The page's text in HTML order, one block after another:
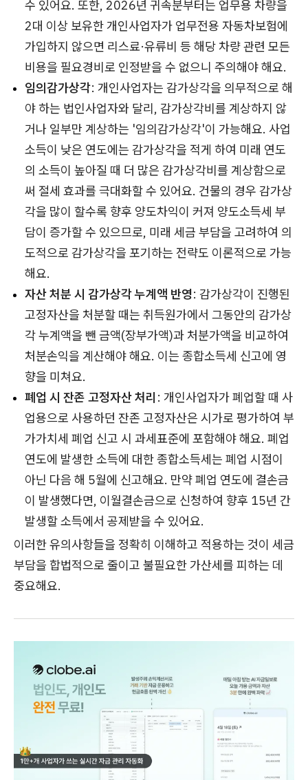
수 있어요. 또한, 2026년 귀속분부터는 업무용 차량을
2대 이상 보유한 개인사업자가 업무전용 자동차보험에
가입하지 않으면 리스료·유류비 등 해당 차량 관련 모든
비용을 필요경비로 인정받을 수 없으니 주의해야 해요.
임의감가상각: 개인사업자는 감가상각을 의무적으로 해
야 하는 법인사업자와 달리, 감가상각비를 계상하지 않
거나 일부만 계상하는 '임의감가상각'이 가능해요. 사업
소득이 낮은 연도에는 감가상각을 적게 하여 미래 연도
의 소득이 높아질 때 더 많은 감가상각비를 계상함으로
써 절세 효과를 극대화할 수 있어요. 건물의 경우 감가상
각을 많이 할수록 향후 양도차익이 커져 양도소득세 부
담이 증가할 수 있으므로, 미래 세금 부담을 고려하여 의
도적으로 감가상각을 포기하는 전략도 이론적으로 가능
해요.
자산 처분 시 감가상각 누계액 반영: 감가상각이 진행된
고정자산을 처분할 때는 취득원가에서 그동안의 감가상
각 누계액을 뺀 금액(장부가액)과 처분가액을 비교하여
처분손익을 계산해야 해요. 이는 종합소득세 신고에 영
향을 미쳐요.
폐업 시 잔존 고정자산 처리 : 개인사업자가 폐업할 때 사
업용으로 사용하던 잔존 고정자산은 시가로 평가하여 부
가가치세 폐업 신고 시 과세표준에 포함해야 해요. 폐업
연도에 발생한 소득에 대한 종합소득세는 폐업 시점이
아닌 다음 해 5월에 신고해요. 만약 폐업 연도에 결손금
이 발생했다면, 이월결손금으로 신청하여 향후 15년 간
발생할 소득에서 공제받을 수 있어요.
이러한 유의사항들을 정확히 이해하고 적용하는 것이 세금
부담을 합법적으로 줄이고 불필요한 가산세를 피하는 데
중요해요.